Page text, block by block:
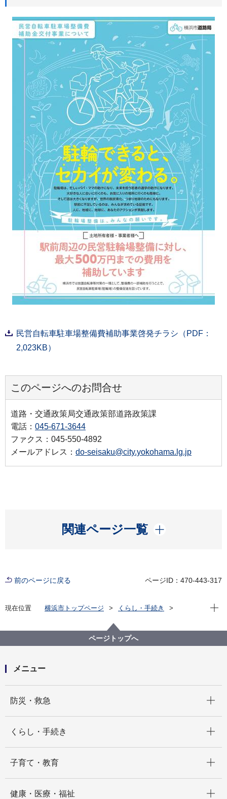
民営自転車駐車場整備費補助事業啓発チラシ（PDF：
2,023KB）
このページへのお問合せ
道路・交通政策局交通政策部道路政策課
電話： 045-671-3644
ファクス：045-550-4892
メールアドレス： do-seisaku@city.yokohama.lg.jp
関連ページ一覧
開く
前のページに戻る ページID：470-443-317
現在位置 横浜市トップページ
くらし・手続き
横浜市の自転車政策について
民営自転車駐車場整備費補助事業
現在
ページトップへ
メニュー
防災・救急
くらし・手続き
子育て・教育
健康・医療・福祉